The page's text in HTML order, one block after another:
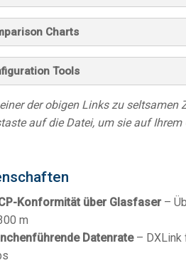
Charts
Tools
der obigen Links zu seltsamen
auf die Datei, um sie auf Ihrem
Konformität über Glasfaser–
m
Datenrate– DXLink